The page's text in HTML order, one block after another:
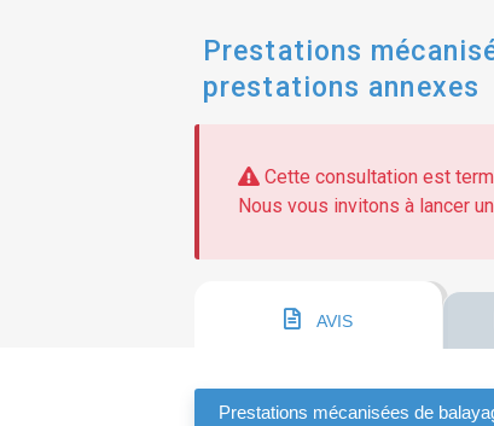
Prestations
prestations annexes
Cette consultation est
Nous vous invitons à lancer
AVIS
Prestations mécanisées de